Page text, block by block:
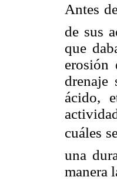
Antes
de sus
que
erosión
drenaje
ácido,
cuáles
una
manera